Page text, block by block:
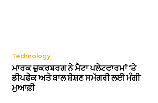
Technology
ਮਾਰਕ ਜ਼ੁਕਰਬਰਗ ਨੇ ਮੈਟਾ ਪਲੇਟਫਾਰਮਾਂ ‘ਤੇ
ਡੀਪਫੇਕ ਅਤੇ ਬਾਲ ਸ਼ੋਸ਼ਣ ਸਮੱਗਰੀ ਲਈ ਮੰਗੀ
ਮੁਆਫ਼ੀ